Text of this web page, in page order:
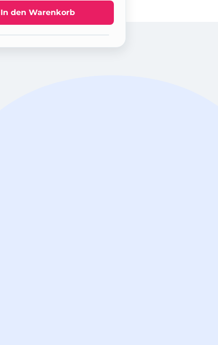
In den Warenkorb